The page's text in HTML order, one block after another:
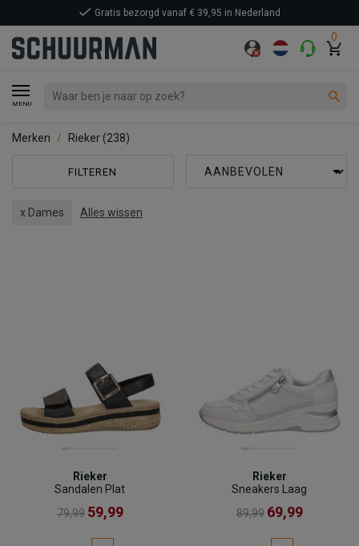
0
MENU
Gratis bezorgd vanaf € 39,95 in Nederland
Merken Rieker(238)
FILTEREN
x Dames Alles wissen
Rieker
Sandalen Plat
79,99 59,99
Rieker
Sneakers Laag
89,99 69,99